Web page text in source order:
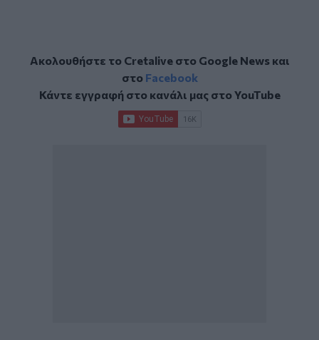
Ακολουθήστε το Cretalive στο Google Newsκαι
στο Facebook
Κάντε εγγραφή στο κανάλι μας στοYouTube